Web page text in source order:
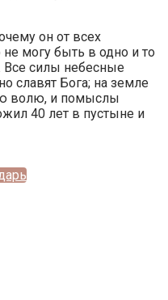
он от всех
могу быть в одно и то
силы небесные
славят Бога; на земле
волю, и помыслы
40 лет в пустыне и